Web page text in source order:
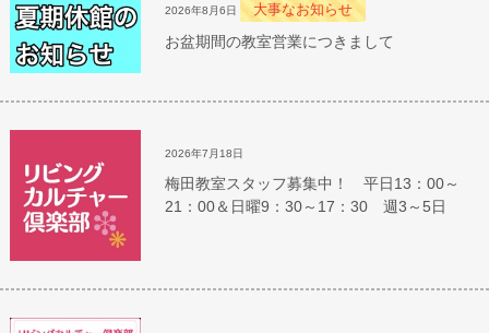
2026年8月6日 大事なお知らせ
お盆期間の教室営業につきまして
2026年7月18日
梅田教室スタッフ募集中！ 平日13：00～
21：00＆日曜9：30～17：30 週3～5日